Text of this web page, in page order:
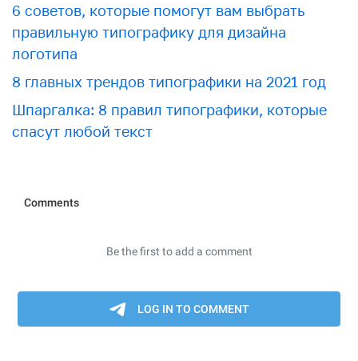
6 советов, которые помогут вам выбрать
правильную типографику для дизайна
логотипа
8 главных трендов типографики на 2021 год
Шпаргалка: 8 правил типографики, которые
спасут любой текст